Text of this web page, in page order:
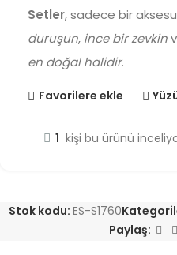
Setler, sadece bir
duruşun, ince bir zevkin
en doğal halidir.
Favorilere ekle
1 kişi bu ürünü
Stok kodu: ES-S1760
Paylaş: